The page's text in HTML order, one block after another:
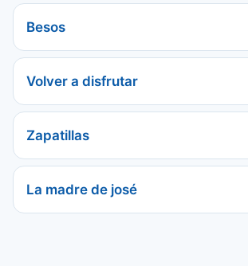
Besos
Volver a disfrutar
Zapatillas
La madre de josé